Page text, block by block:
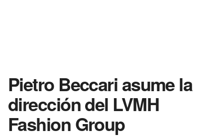
Pietro Beccari asume la
dirección del LVMH
Fashion Group